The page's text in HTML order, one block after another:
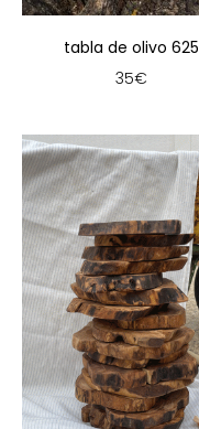
tabla de olivo 625
35€